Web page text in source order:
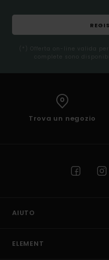
(*) Offerta on-line valida
complete sono
Trova un negozio
AIUTO
ELEMENT